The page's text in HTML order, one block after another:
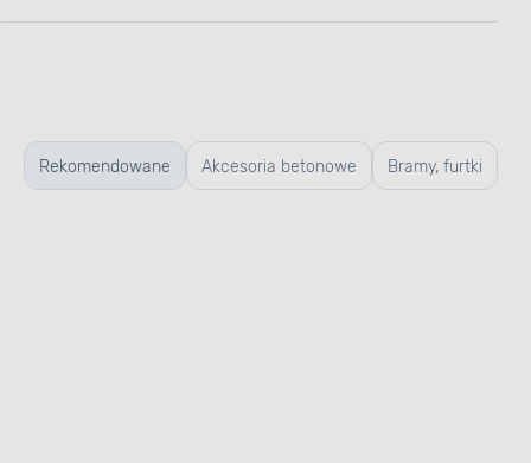
Rekomendowane Akcesoria betonowe Bramy, furtki